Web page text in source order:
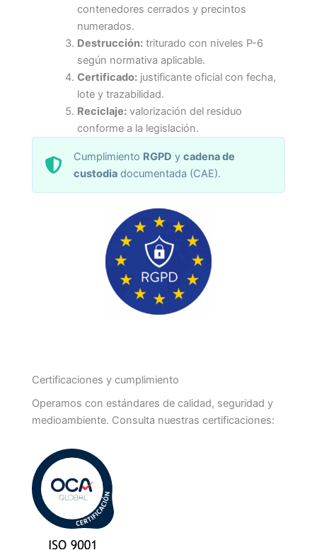
contenedores cerrados y precintos
numerados.
Destrucción:triturado con niveles P-6
según normativa aplicable.
Certificado:justificante oficial con fecha,
lote y trazabilidad.
Reciclaje:valorización del residuo
conforme a la legislación.
Cumplimiento RGPD ycadena de
custodia documentada (CAE).
Certificaciones y cumplimiento
Operamos con estándares de calidad, seguridad y
medioambiente. Consulta nuestras certificaciones: